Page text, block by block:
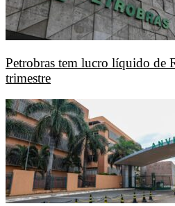
Petrobras tem lucro líquido de
trimestre